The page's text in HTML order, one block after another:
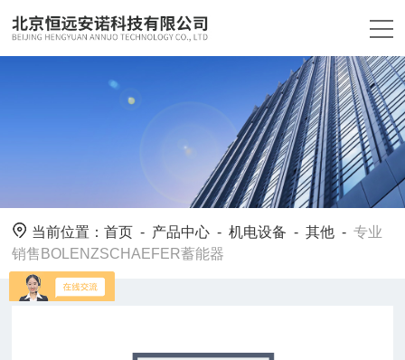
当前位置：首页 - 产品中心 -机电设备 -其他 -专业
销售BOLENZSCHAEFER蓄能器